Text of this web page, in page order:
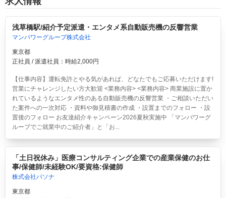
浅草橋駅/紹介予定派遣・エンタメ系自動販売機の反響営業
マンパワーグループ株式会社
東京都
正社員 / 派遣社員：時給2,000円
【仕事内容】運転免許とやる気があれば、どなたでもご応募いただけます!
営業にチャレンジしたい方大歓迎 <業務内容> <業務内容> 商業施設に置か
れているようなエンタメ性のある自動販売機の反響営業 ・ご相談いただい
た案件への一次対応 ・資料や御見積書の作成 ・設置までのフォロー ・設
置後のフォロー お友達紹介キャンペーン2026夏秋実施中 「マンパワーグ
ループでご就業中のご紹介者」と「お...
「土日祝休み」医療コンサルティング企業での産業保健のお仕
事/保健師/未経験OK/要資格:保健師
株式会社パソナ
東京都